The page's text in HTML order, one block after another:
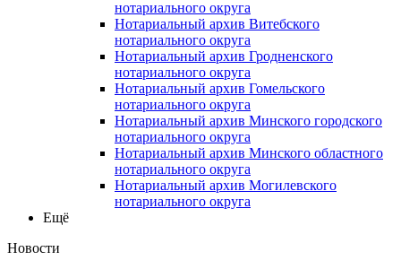
нотариального округа
Нотариальный архив Витебского
нотариального округа
Нотариальный архив Гродненского
нотариального округа
Нотариальный архив Гомельского
нотариального округа
Нотариальный архив Минского городского
нотариального округа
Нотариальный архив Минского областного
нотариального округа
Нотариальный архив Могилевского
нотариального округа
Ещё
Новости